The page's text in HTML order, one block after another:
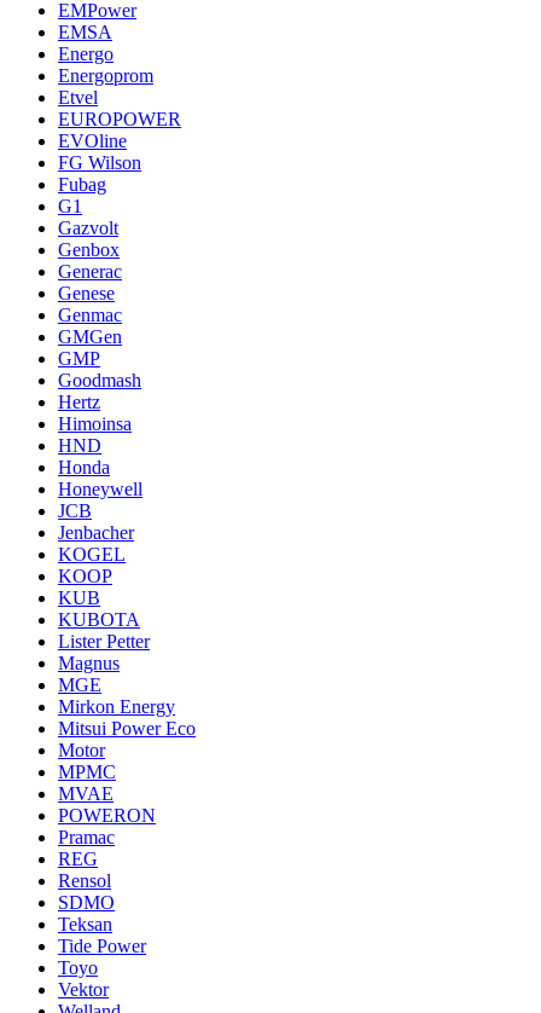
EMPower
EMSA
Energo
Energoprom
Etvel
EUROPOWER
EVOline
FG Wilson
Fubag
G1
Gazvolt
Genbox
Generac
Genese
Genmac
GMGen
GMP
Goodmash
Hertz
Himoinsa
HND
Honda
Honeywell
JCB
Jenbacher
KOGEL
KOOP
KUB
KUBOTA
Lister Petter
Magnus
MGE
Mirkon Energy
Mitsui Power Eco
Motor
MPMC
MVAE
POWERON
Pramac
REG
Rensol
SDMO
Teksan
Tide Power
Toyo
Vektor